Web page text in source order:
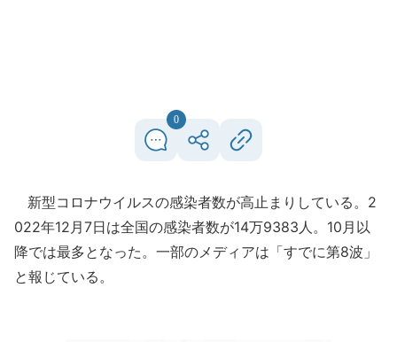
0
新型コロナウイルスの感染者数が高止まりしている。2
022年12月7日は全国の感染者数が14万9383人。10月以
降では最多となった。一部のメディアは「すでに第8波」
と報じている。